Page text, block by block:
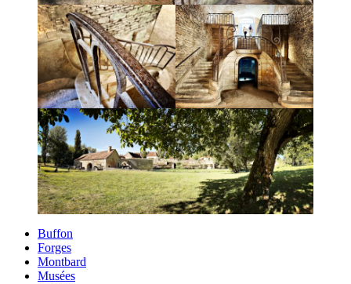
Buffon
Forges
Montbard
Musées